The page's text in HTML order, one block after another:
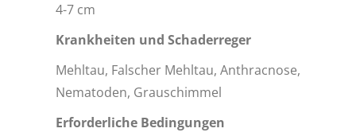
4-7 cm
Krankheiten und Schaderreger
Mehltau, Falscher Mehltau, Anthracnose,
Nematoden, Grauschimmel
Erforderliche Bedingungen